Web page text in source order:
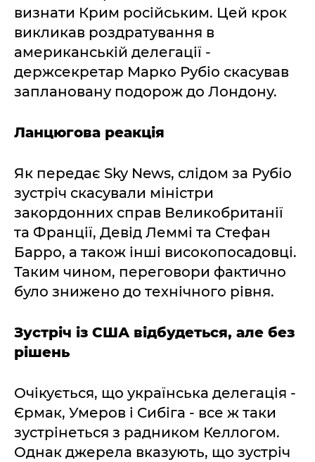
визнати Крим російським. Цей крок
викликав роздратування в
американській делегації -
держсекретар Марко Рубіо скасував
заплановану подорож до Лондону.
Ланцюгова реакція
Як передає Sky News, слідом за Рубіо
зустріч скасували міністри
закордонних справ Великобританії
та Франції, Девід Леммі та Стефан
Барро, а також інші високопосадовці.
Таким чином, переговори фактично
було знижено до технічного рівня.
Зустріч із США відбудеться, але без
рішень
Очікується, що українська делегація -
Єрмак, Умеров і Сибіга - все ж таки
зустрінеться з радником Келлогом.
Однак джерела вказують, що зустріч